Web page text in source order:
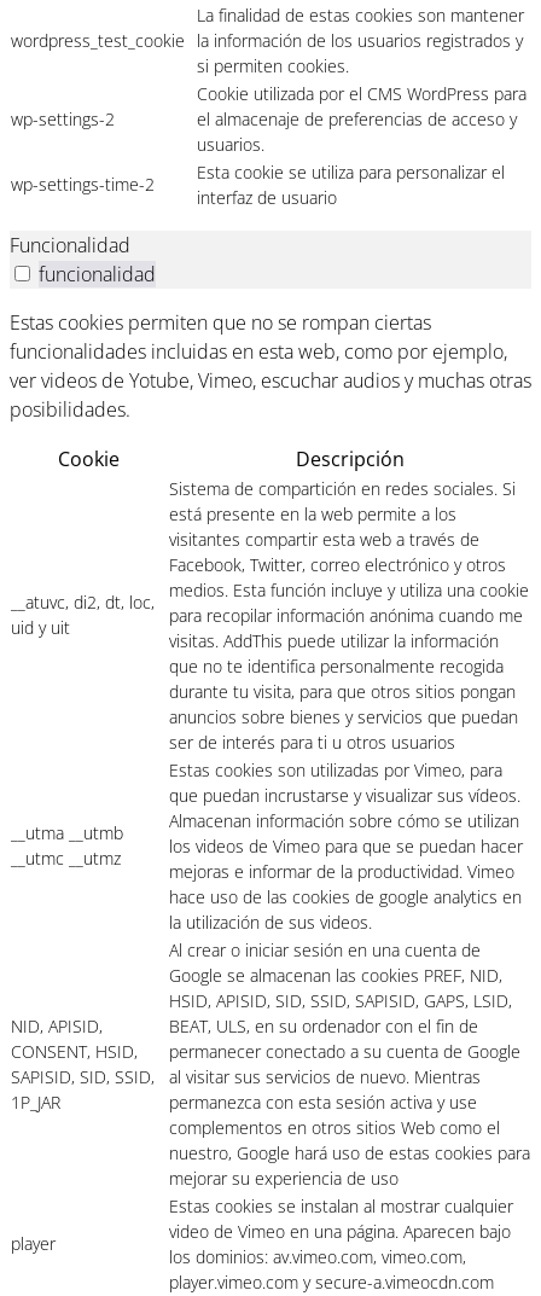
wordpress_test_cookie
La finalidad de estas cookies son mantener
la información de los usuarios registrados y
si permiten cookies.
wp-settings-2
Cookie utilizada por el CMS WordPress para
el almacenaje de preferencias de acceso y
usuarios.
wp-settings-time-2
Esta cookie se utiliza para personalizar el
interfaz de usuario
Funcionalidad
funcionalidad
Estas cookies permiten que no se rompan ciertas
funcionalidades incluidas en esta web, como por ejemplo,
ver videos de Yotube, Vimeo, escuchar audios y muchas otras
posibilidades.
Cookie
Descripción
__atuvc, di2, dt, loc,
uid y uit
Sistema de compartición en redes sociales. Si
está presente en la web permite a los
visitantes compartir esta web a través de
Facebook, Twitter, correo electrónico y otros
medios. Esta función incluye y utiliza una cookie
para recopilar información anónima cuando me
visitas. AddThis puede utilizar la información
que no te identifica personalmente recogida
durante tu visita, para que otros sitios pongan
anuncios sobre bienes y servicios que puedan
ser de interés para ti u otros usuarios
__utma __utmb
__utmc __utmz
Estas cookies son utilizadas por Vimeo, para
que puedan incrustarse y visualizar sus vídeos.
Almacenan información sobre cómo se utilizan
los videos de Vimeo para que se puedan hacer
mejoras e informar de la productividad. Vimeo
hace uso de las cookies de google analytics en
la utilización de sus videos.
NID, APISID,
CONSENT, HSID,
SAPISID, SID, SSID,
1P_JAR
Al crear o iniciar sesión en una cuenta de
Google se almacenan las cookies PREF, NID,
HSID, APISID, SID, SSID, SAPISID, GAPS, LSID,
BEAT, ULS, en su ordenador con el fin de
permanecer conectado a su cuenta de Google
al visitar sus servicios de nuevo. Mientras
permanezca con esta sesión activa y use
complementos en otros sitios Web como el
nuestro, Google hará uso de estas cookies para
mejorar su experiencia de uso
player
Estas cookies se instalan al mostrar cualquier
video de Vimeo en una página. Aparecen bajo
los dominios: av.vimeo.com, vimeo.com,
player.vimeo.com y secure-a.vimeocdn.com